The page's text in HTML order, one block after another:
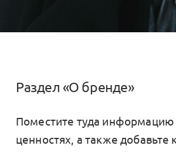
Раздел «О бренде»
Поместите туда информацию
ценностях, а также добавьте